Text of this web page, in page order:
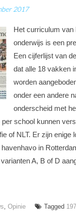
2017
Het curriculum van
onderwijs is een
Een cijferlijst van
dat alle 18 vakken
worden
onder een andere
onderscheid met
school kunnen
of NLT. Er zijn enige
in
A, B of D
, Opinie Tagged